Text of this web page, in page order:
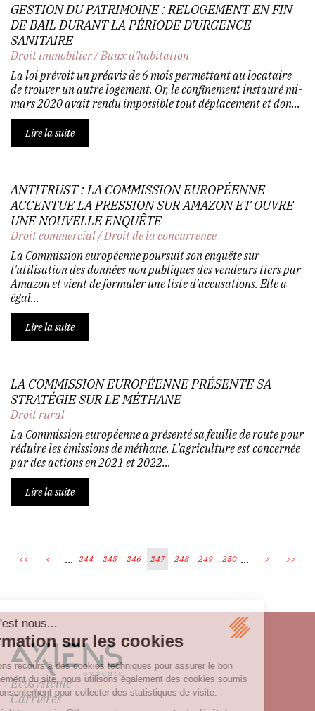
GESTION DU PATRIMOINE : RELOGEMENT EN FIN
DE BAIL DURANT LA PÉRIODE D’URGENCE
SANITAIRE
Droit immobilier/Baux d'habitation
La loi prévoit un préavis de 6 mois permettant au locataire
de trouver un autre logement. Or, le confinement instauré mi-
mars 2020 avait rendu impossible tout déplacement et don...
Lire la suite
ANTITRUST : LA COMMISSION EUROPÉENNE
ACCENTUE LA PRESSION SUR AMAZON ET OUVRE
UNE NOUVELLE ENQUÊTE
Droit commercial/Droit de la concurrence
La Commission européenne poursuit son enquête sur
l'utilisation des données non publiques des vendeurs tiers par
Amazon et vient de formuler une liste d'accusations. Elle a
égal...
Lire la suite
LA COMMISSION EUROPÉENNE PRÉSENTE SA
STRATÉGIE SUR LE MÉTHANE
Droit rural
La Commission européenne a présenté sa feuille de route pour
réduire les émissions de méthane. L'agriculture est concernée
par des actions en 2021 et 2022...
Lire la suite
<< < ... 244 245 246 247 248 249 250 ... > >>
Écosystème
Carrières